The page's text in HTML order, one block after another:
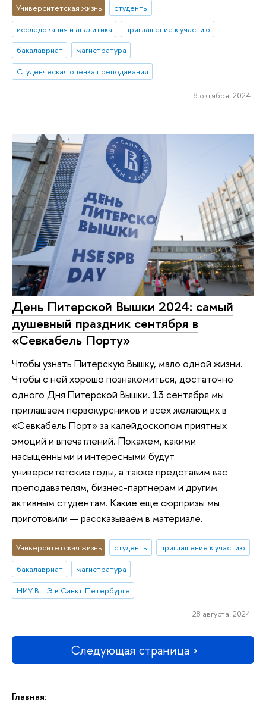
Главная:
Университетская жизнь
студенты
исследования и аналитика
приглашение к участию
бакалавриат
магистратура
Студенческая оценка преподавания
8 октября 2024
День Питерской Вышки 2024: самый
душевный праздник сентября в
«Севкабель Порту»
Чтобы узнать Питерскую Вышку, мало одной жизни.
Чтобы с ней хорошо познакомиться, достаточно
одного Дня Питерской Вышки. 13 сентября мы
приглашаем первокурсников и всех желающих в
«Севкабель Порт» за калейдоскопом приятных
эмоций и впечатлений. Покажем, какими
насыщенными и интересными будут
университетские годы, а также представим вас
преподавателям, бизнес-партнерам и другим
активным студентам. Какие еще сюрпризы мы
приготовили — рассказываем в материале.
Университетская жизнь студенты
приглашение к участию
бакалавриат
магистратура
НИУ ВШЭ в Санкт-Петербурге
28 августа 2024
Следующая страница